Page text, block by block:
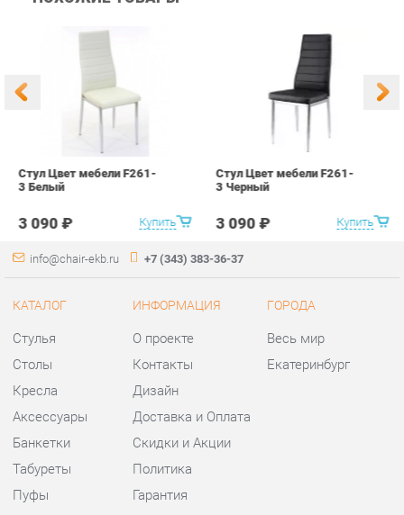
Купить
Стул Цвет мебели F261-
3 090 ₽ Купить
Стул Цвет мебели F261-
info@chair-ekb.ru
КАТАЛОГ
Кресла
Банкетки
Табуреты
Пуфы
Мини-Диваны
Комплектующие
ИНФОРМАЦИЯ
Контакты
Дизайн
Скидки и Акции
Политика
Гарантия
Помощь
ГОРОДА